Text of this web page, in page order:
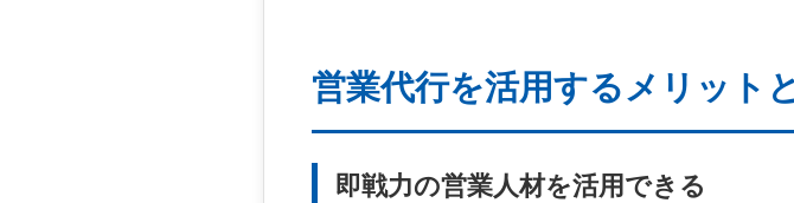
営業代行を活用するメリット
即戦力の営業人材を活用できる